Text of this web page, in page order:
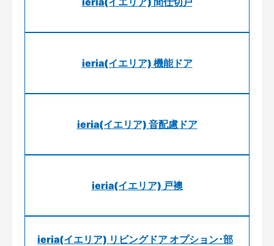
ieria(イエリア) 機能ドア
ieria(イエリア) 音配慮ドア
ieria(イエリア) 戸襖
ieria(イエリア) リビングドア オプション･部